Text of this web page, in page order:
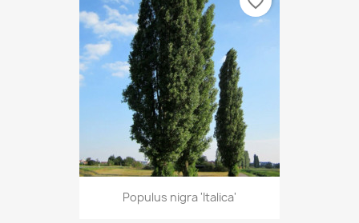
Populus nigra 'Italica'